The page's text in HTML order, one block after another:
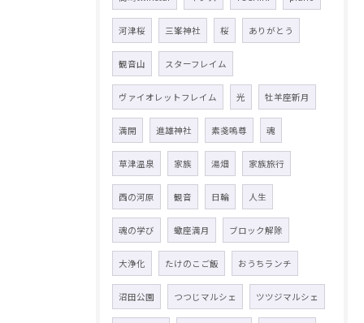
河津桜 三峯神社 桜 ありがとう
観音山 スターフレイム
ヴァイオレットフレイム 光 牡羊座新月
満開 進雄神社 素戔嗚尊 魂
草津温泉 家族 湯畑 家族旅行
西の河原 観音 日輪 人生
魂の学び 蠍座満月 ブロック解除
大浄化 たけのこご飯 おうちランチ
沼田公園 つつじマルシェ ツツジマルシェ